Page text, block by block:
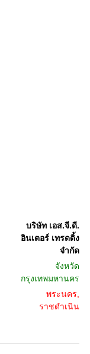
บริษัท เอส.จี.ดี.
อินเตอร์ เทรดดิ้ง
จำกัด
จังหวัด
กรุงเทพมหานคร
พระนคร,
ราชดำเนิน